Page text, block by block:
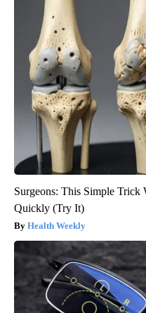
Surgeons: This Simple
Quickly (Try It)
Health Weekly